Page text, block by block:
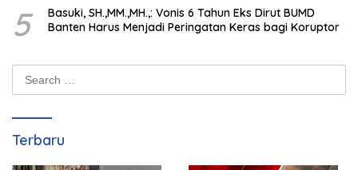
5
Basuki, SH.,MM.,MH.,: Vonis 6 Tahun Eks Dirut BUMD
Banten Harus Menjadi Peringatan Keras bagi Koruptor
Search
for:
Terbaru